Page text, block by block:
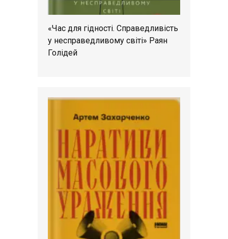
«Час для гідності. Справедливість
у несправедливому світі» Раян
Голідей